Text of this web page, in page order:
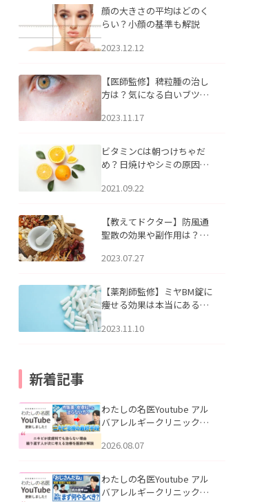
顔の大きさの平均はどのく
らい？小顔の基準も解説
2023.12.12
【医師監修】稗粒腫の治し
方は？気になる白いブツブ
アについて
2023.11.17
ビタミンCは朝つけちゃだ
め？日焼けやシミの原因に
2021.09.22
【教えてドクター】防風通
聖散の効果や副作用は？長
2023.07.27
【薬剤師監修】ミヤBM錠に
痩せる効果は本当にある
2023.11.10
新着記事
わたしの名医Youtube アル
バアレルギークリニック札
らない理由｜繰り返す人が
説」を公開いたしました。
2026.08.07
わたしの名医Youtube アル
バアレルギークリニック札